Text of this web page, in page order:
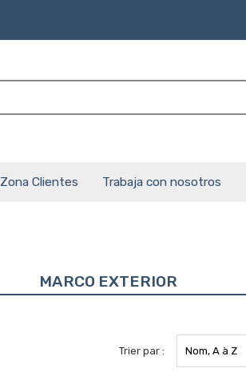
Zona Clientes Trabaja con nosotros
MARCO EXTERIOR
Trier par : Nom, A à Z